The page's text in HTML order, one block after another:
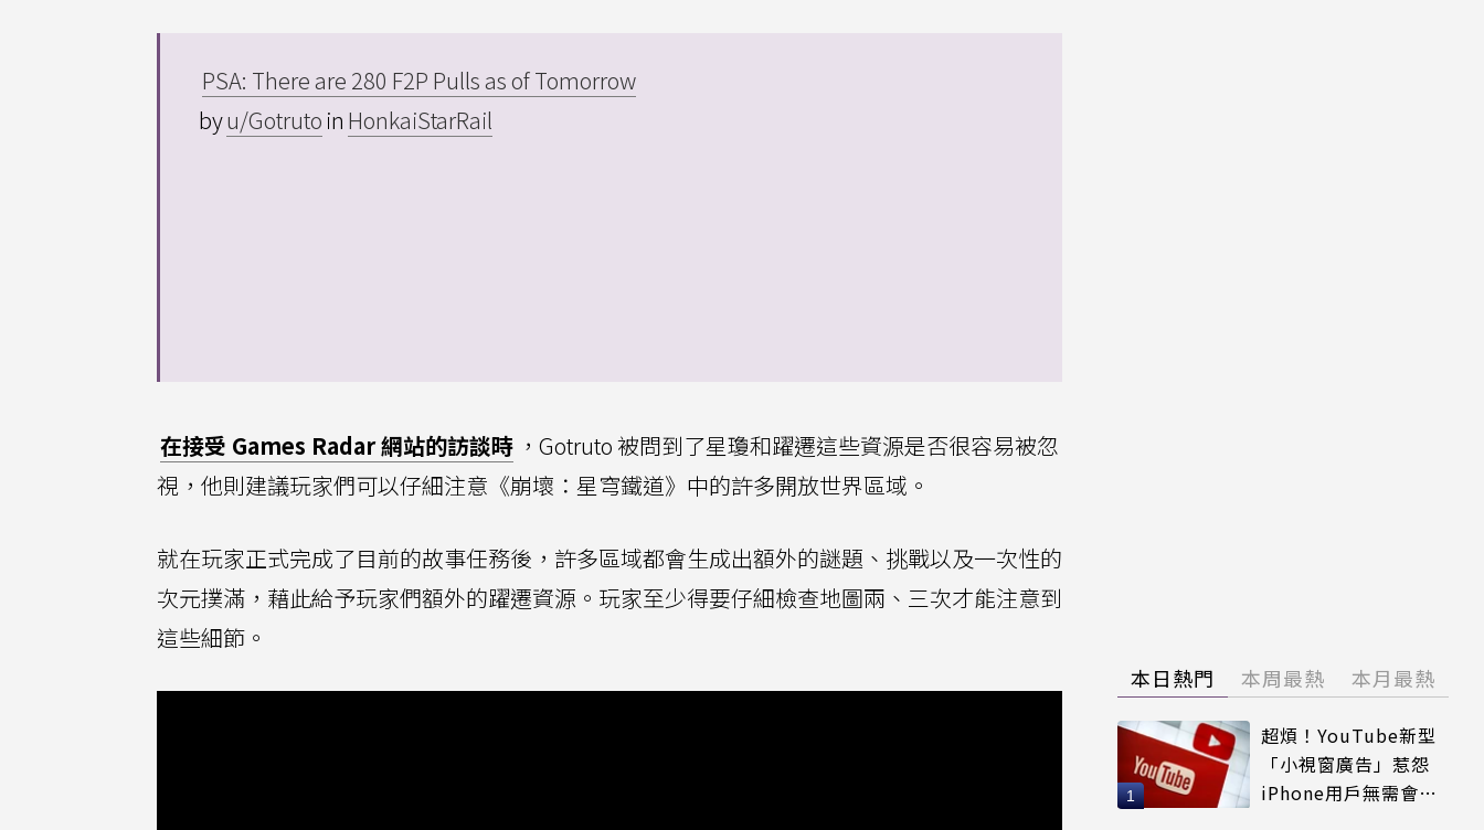
PSA: There are 280 F2P Pulls as of Tomorrow
byu/Gotruto in HonkaiStarRail
在接受 Games Radar 網站的訪談時 ，Gotruto 被問到了星瓊和躍遷這些資源是否很容易被忽
視，他則建議玩家們可以仔細注意《崩壞：星穹鐵道》中的許多開放世界區域。
就在玩家正式完成了目前的故事任務後，許多區域都會生成出額外的謎題、挑戰以及一次性的
次元撲滿，藉此給予玩家們額外的躍遷資源。玩家至少得要仔細檢查地圖兩、三次才能注意到
這些細節。
本日熱門 本周最熱 本月最熱
超煩！YouTube新型
「小視窗廣告」惹怨
iPhone用戶無需會員